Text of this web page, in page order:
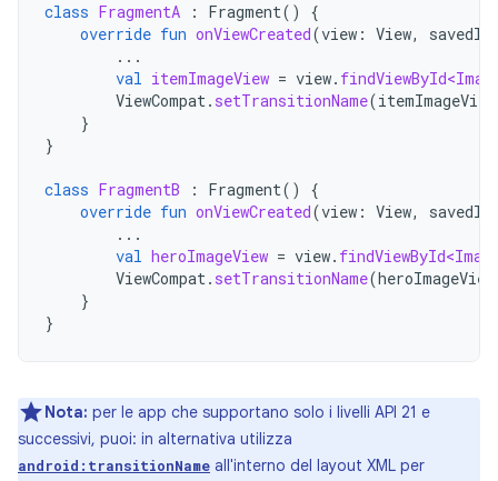
class FragmentA : Fragment()
{
override fun onViewCreated(view : View,
...
val itemImageView = view.
ViewCompat. setTransitionName(itemImageView
}
}
class FragmentB : Fragment()
{
override fun onViewCreated(view : View,
...
val heroImageView = view.
ViewCompat. setTransitionName(heroImageView
}
}
Nota: per le app che supportano solo i livelli API 21 e
successivi, puoi: in alternativa utilizza
android:transitionName all'interno del layout XML per